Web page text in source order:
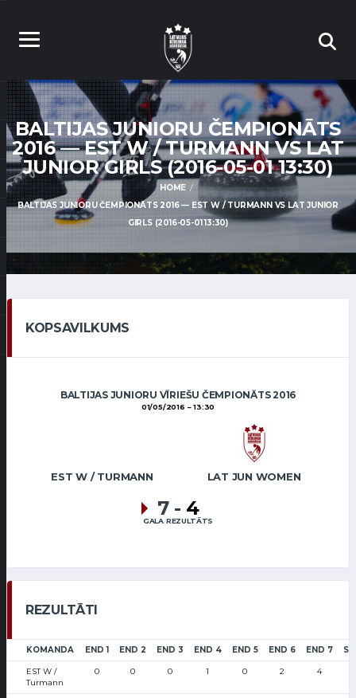
BALTIJAS JUNIORU ČEMPIONĀTS
2016 — EST W / TURMANN VS LAT
JUNIOR GIRLS (2016-05-01 13:30)
HOME
BALTIJAS JUNIORU ČEMPIONĀTS 2016 — EST W / TURMANN VS LAT JUNIOR
GIRLS (2016-05-01 13:30)
KOPSAVILKUMS
BALTIJAS JUNIORU VĪRIEŠU ČEMPIONĀTS 2016
01/05/2016 13:30
EST W / TURMANN LAT JUN WOMEN
7 - 4
GALA REZULTĀTS
REZULTĀTI
KOMANDA END 1 END 2 END 3 END 4 END 5 END 6 END 7
EST W /
Turmann
0 0 0 1 0 2 4